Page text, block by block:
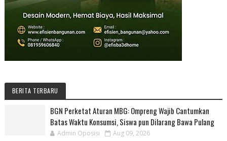
BERITA TERBARU
BGN Perketat Aturan MBG: Ompreng Wajib Cantumkan
Batas Waktu Konsumsi, Siswa pun Dilarang Bawa Pulang
Admin Oposisi Aug 09, 2026